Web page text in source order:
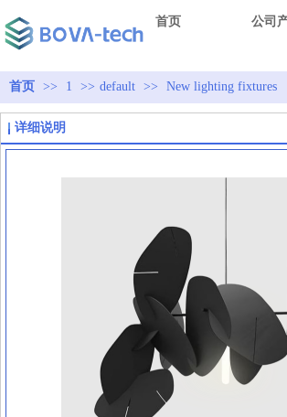
首页 公司
首页 >> 1 >> default >> New lighting fixtures
详细说明